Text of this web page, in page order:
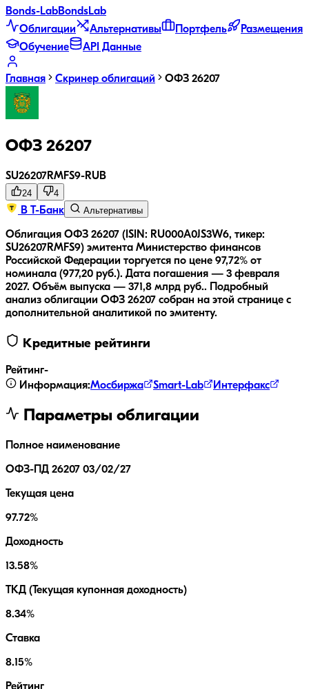
Bonds-LabBondsLab
Облигации
Альтернативы Портфель
Размещения
Обучение
API Данные
Главная Скринер облигаций ОФЗ 26207
ОФЗ 26207
SU26207RMFS9-RUB
24 4
В Т-Банк Альтернативы
Облигация ОФЗ 26207 (ISIN: RU000A0JS3W6, тикер:
SU26207RMFS9) эмитента Министерство финансов
Российской Федерации торгуется по цене 97,72% от
номинала (977,20 руб.). Дата погашения — 3 февраля
2027. Объём выпуска — 371,8 млрд руб..
Подробный
анализ облигации ОФЗ 26207 собран на этой странице с
дополнительной аналитикой по эмитенту.
Кредитные рейтинги
Рейтинг-
Информация:Мосбиржа Smart-Lab Интерфакс
Параметры облигации
Полное наименование
ОФЗ-ПД 26207 03/02/27
Текущая цена
97.72%
Доходность
13.58%
ТКД (Текущая купонная доходность)
8.34%
Ставка
8.15%